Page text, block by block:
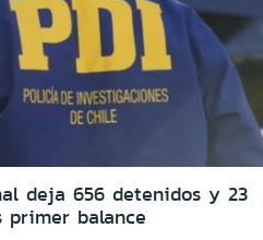
deja 656 detenidos y 23
primer balance